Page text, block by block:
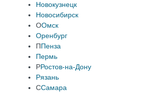
Новокузнецк
Новосибирск
ООмск
Оренбург
ППенза
Пермь
РРостов-на-Дону
Рязань
ССамара